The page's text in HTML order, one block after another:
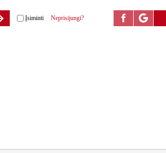
Įsiminti Neprisijungi?